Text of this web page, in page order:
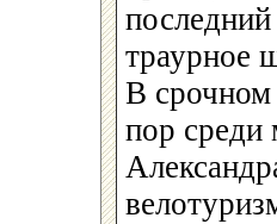
траурное
В срочном
пор среди